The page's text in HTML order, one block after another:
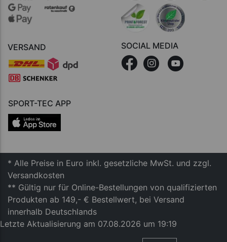
VERSAND SOCIAL MEDIA
SPORT-TEC APP
* Alle Preise in Euro inkl. gesetzliche MwSt. und zzgl.
Versandkosten
** Gültig nur für Online-Bestellungen von qualifizierten
Produkten ab 149,- € Bestellwert, bei Versand
innerhalb Deutschlands
Letzte Aktualisierung am 07.08.2026 um 19:19